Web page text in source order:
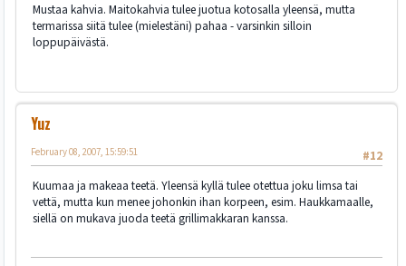
Mustaa kahvia. Maitokahvia tulee juotua kotosalla yleensä, mutta
termarissa siitä tulee (mielestäni) pahaa - varsinkin silloin
loppupäivästä.
Yuz
#12
February 08, 2007, 15:59:51
Kuumaa ja makeaa teetä. Yleensä kyllä tulee otettua joku limsa tai
vettä, mutta kun menee johonkin ihan korpeen, esim. Haukkamaalle,
siellä on mukava juoda teetä grillimakkaran kanssa.